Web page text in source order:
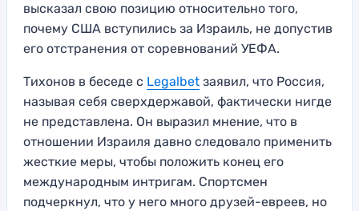
высказал свою позицию относительно того,
почему США вступились за Израиль, не допустив
его отстранения от соревнований УЕФА.
Тихонов в беседе с Legalbet заявил, что Россия,
называя себя сверхдержавой, фактически нигде
не представлена. Он выразил мнение, что в
отношении Израиля давно следовало применить
жесткие меры, чтобы положить конец его
международным интригам. Спортсмен
подчеркнул, что у него много друзей-евреев, но